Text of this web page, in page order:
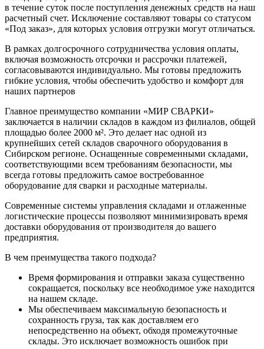
в течение суток после поступления денежных средств на наш
расчетный счет. Исключение составляют товары со статусом
«Под заказ», для которых условия отгрузки могут отличаться.
В рамках долгосрочного сотрудничества условия оплаты,
включая возможность отсрочки и рассрочки платежей,
согласовываются индивидуально. Мы готовы предложить
гибкие условия, чтобы обеспечить удобство и комфорт для
наших партнеров
Главное преимущество компании «МИР СВАРКИ»
заключается в наличии складов в каждом из филиалов, общей
площадью более 2000 м². Это делает нас одной из
крупнейших сетей складов сварочного оборудования в
Сибирском регионе. Оснащенные современными складами,
соответствующими всем требованиям безопасности, мы
всегда готовы предложить самое востребованное
оборудование для сварки и расходные материалы.
Современные системы управления складами и отлаженные
логистические процессы позволяют минимизировать время
доставки оборудования от производителя до вашего
предприятия.
В чем преимущества такого подхода?
Время формирования и отправки заказа существенно
сокращается, поскольку все необходимое уже находится
на нашем складе.
Мы обеспечиваем максимальную безопасность и
сохранность груза, так как доставляем его
непосредственно на объект, обходя промежуточные
склады. Это исключает возможность ошибок при